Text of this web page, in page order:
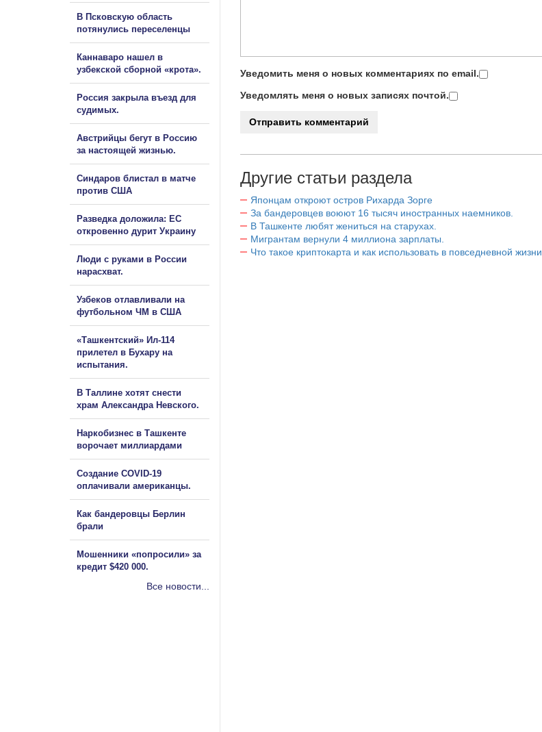
Уведомить меня о новых комментариях по email.
Уведомлять меня о новых записях почтой.
Другие статьи раздела
Японцам откроют остров Рихарда Зорге
За бандеровцев воюют 16 тысяч иностранных наемников.
В Ташкенте любят жениться на старухах.
Мигрантам вернули 4 миллиона зарплаты.
Что такое криптокарта и как использовать в повседневной жизни
В Псковскую область
потянулись переселенцы
Каннаваро нашел в
узбекской сборной «крота».
Россия закрыла въезд для
судимых.
Австрийцы бегут в Россию
за настоящей жизнью.
Синдаров блистал в матче
против США
Разведка доложила: ЕС
откровенно дурит Украину
Люди с руками в России
нарасхват.
Узбеков отлавливали на
футбольном ЧМ в США
«Ташкентский» Ил-114
прилетел в Бухару на
испытания.
В Таллине хотят снести
храм Александра Невского.
Наркобизнес в Ташкенте
ворочает миллиардами
Создание COVID-19
оплачивали американцы.
Как бандеровцы Берлин
брали
Мошенники «попросили» за
кредит $420 000.
Все новости...